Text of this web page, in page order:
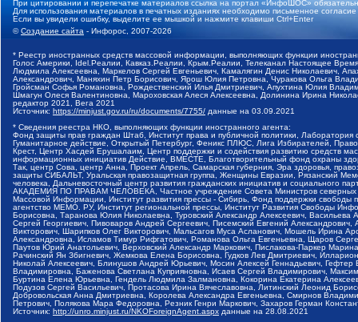
При цитировании и перепечатке материалов ссылка на портал «ИнфоШОС»
Для использования материалов в печатных изданиях необходимо письменное
Если вы увидели ошибку, выделите ее мышкой и нажмите клавиши Ctrl+Enter
©Создание сайта - Инфорос, 2007-2026
* Реестр иностранных средств массовой информации, выполняющих функции
Голос Америки, Idel.Реалии, Кавказ.Реалии, Крым.Реалии, Телеканал Настоящее
Людмила Алексеевна, Маркелов Сергей Евгеньевич, Камалягин Денис Николаевич,
Александрович, Маняхин Петр Борисович, Ярош Юлия Петровна, Чуракова Ольга
Гройсман Софья Романовна, Рождественский Илья Дмитриевич, Апухтина Юлия
Шмагун Олеся Валентиновна, Мароховская Алеся Алексеевна, Долинина Ирина
редактор 2021, Вега 2021
Источник: https://minjust.gov.ru/ru/documents/7755/ данные на 03.09.2021
* Сведения реестра НКО, выполняющих функции иностранного агента:
Фонд защиты прав граждан Штаб, Институт права и публичной политики,
Гуманитарное действие, Открытый Петербург, Феникс ПЛЮС, Лига Избирателей,
Крест, Центр Хасдей Ерушалаим, Центр поддержки и содействия развитию средств
информационных инициатив Действие, ВМЕСТЕ, Благотворительный фонд охраны
Так, центр Сова, центр Анна, Проект Апрель, Самарская губерния, Эра здоровья,
защиты СИБАЛЬТ, Уральская правозащитная группа, Женщины Евразии, Рязанский
человека, Дальневосточный центр развития гражданских инициатив и социального
АКАДЕМИЯ ПО ПРАВАМ ЧЕЛОВЕКА, Частное учреждение Совета Министров северных
Массовой Информации, Институт развития прессы - Сибирь, Фонд поддержки
агентство МЕМО. РУ, Институт региональной прессы, Институт Развития Свободы
Борисовна, Таранова Юлия Николаевна, Туровский Александр Алексеевич,
Сергей Георгиевич, Пивоваров Андрей Сергеевич, Писемский Евгений
Викторович, Шарипков Олег Викторович, Мальсагов Муса Асланович, Мошель Ирина
Александровна, Исламов Тимур Рифгатович, Романова Ольга Евгеньевна, Щаров
Паутов Юрий Анатольевич, Верховский Александр Маркович, Пислакова-Паркер
Рачинский Ян Збигневич, Жемкова Елена Борисовна, Гудков Лев Дмитриевич,
Николай Алексеевич, Блинушов Андрей Юрьевич, Мосин Алексей Геннадьевич,
Владимировна, Баженова Светлана Куприяновна, Исаев Сергей Владимирович,
Буртина Елена Юрьевна, Гендель Людмила Залмановна, Кокорина Екатерина
Подузов Сергей Васильевич, Протасова Ирина Вячеславовна, Литинский Леонид
Добровольская Анна Дмитриевна, Королева Александра Евгеньевна, Смирнов
Петрович, Полякова Мара Федоровна, Резник Генри Маркович, Захаров Герман
Источник: http://unro.minjust.ru/NKOForeignAgent.aspx данные на 28.08.2021